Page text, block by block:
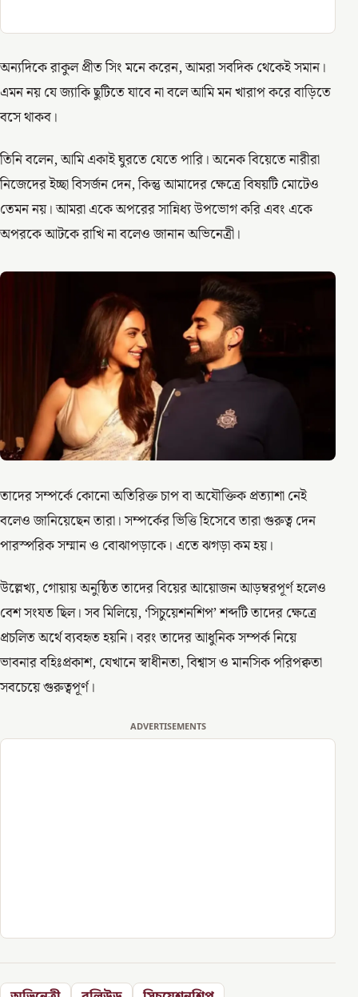
অন্যদিকে রাকুল প্রীত সিং মনে করেন, আমরা সবদিক থেকেই সমান।
এমন নয় যে জ্যাকি ছুটিতে যাবে না বলে আমি মন খারাপ করে বাড়িতে
বসে থাকব।
তিনি বলেন, আমি একাই ঘুরতে যেতে পারি। অনেক বিয়েতে নারীরা
নিজেদের ইচ্ছা বিসর্জন দেন, কিন্তু আমাদের ক্ষেত্রে বিষয়টি মোটেও
তেমন নয়। আমরা একে অপরের সান্নিধ্য উপভোগ করি এবং একে
অপরকে আটকে রাখি না বলেও জানান অভিনেত্রী।
তাদের সম্পর্কে কোনো অতিরিক্ত চাপ বা অযৌক্তিক প্রত্যাশা নেই
বলেও জানিয়েছেন তারা। সম্পর্কের ভিত্তি হিসেবে তারা গুরুত্ব দেন
পারস্পরিক সম্মান ও বোঝাপড়াকে। এতে ঝগড়া কম হয়।
উল্লেখ্য, গোয়ায় অনুষ্ঠিত তাদের বিয়ের আয়োজন আড়ম্বরপূর্ণ হলেও
বেশ সংযত ছিল। সব মিলিয়ে, ‘সিচুয়েশনশিপ’ শব্দটি তাদের ক্ষেত্রে
প্রচলিত অর্থে ব্যবহৃত হয়নি। বরং তাদের আধুনিক সম্পর্ক নিয়ে
ভাবনার বহিঃপ্রকাশ, যেখানে স্বাধীনতা, বিশ্বাস ও মানসিক পরিপক্বতা
সবচেয়ে গুরুত্বপূর্ণ।
ADVERTISEMENTS